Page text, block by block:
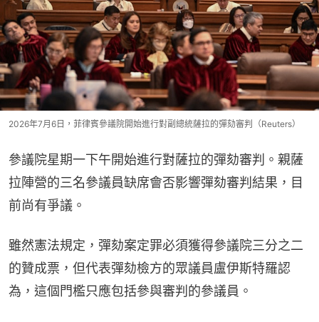
2026年7月6日，菲律賓參議院開始進行對副總統薩拉的彈劾審判（Reuters）
參議院星期一下午開始進行對薩拉的彈劾審判。親薩
拉陣營的三名參議員缺席會否影響彈劾審判結果，目
前尚有爭議。
雖然憲法規定，彈劾案定罪必須獲得參議院三分之二
的贊成票，但代表彈劾檢方的眾議員盧伊斯特羅認
為，這個門檻只應包括參與審判的參議員。